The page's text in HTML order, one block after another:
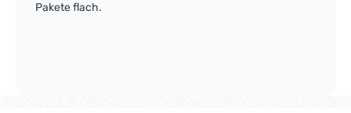
Pakete flach.